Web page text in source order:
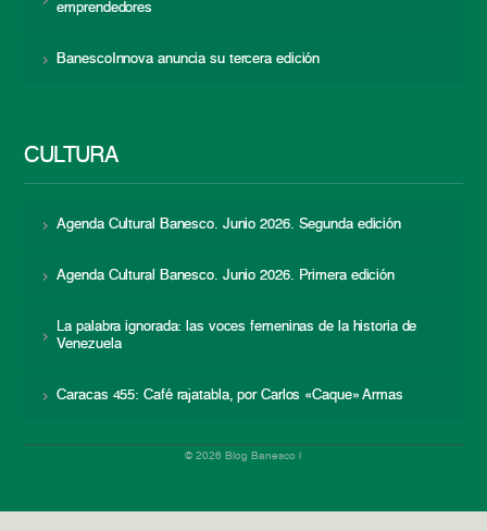
emprendedores
BanescoInnova anuncia su tercera edición
CULTURA
Agenda Cultural Banesco. Junio 2026. Segunda edición
Agenda Cultural Banesco. Junio 2026. Primera edición
La palabra ignorada: las voces femeninas de la historia de
Venezuela
Caracas 455: Café rajatabla, por Carlos «Caque» Armas
© 2026 Blog Banesco |